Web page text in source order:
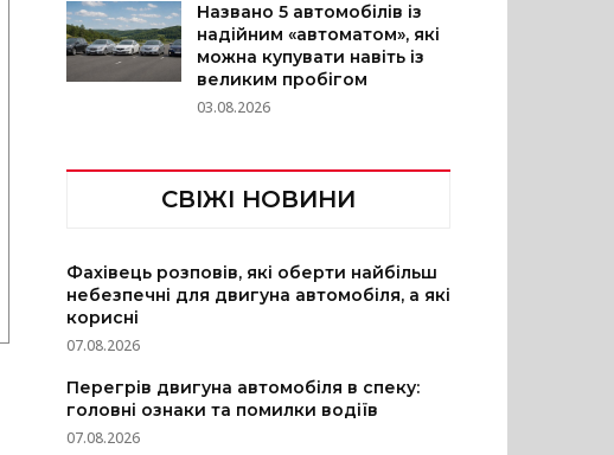
Названо 5 автомобілів із
надійним «автоматом», які
можна купувати навіть із
великим пробігом
03.08.2026
СВІЖІ НОВИНИ
Фахівець розповів, які оберти найбільш
небезпечні для двигуна автомобіля, а які
корисні
07.08.2026
Перегрів двигуна автомобіля в спеку:
головні ознаки та помилки водіїв
07.08.2026